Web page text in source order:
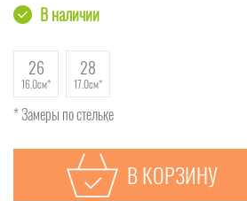
В наличии
26
16.0см
28
17.0см
* Замеры по стельке
В КОРЗИНУ